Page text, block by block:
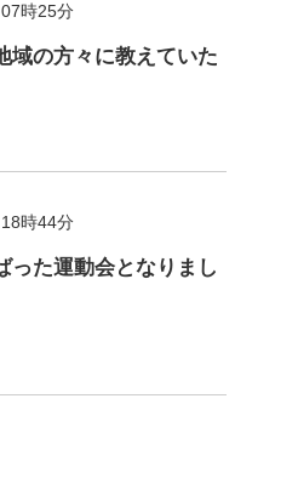
時25分
域の方々に教えていた
時44分
った運動会となりまし